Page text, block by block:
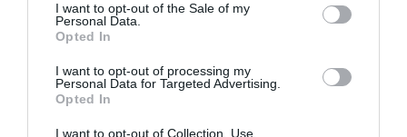
I want to opt-out of the Sale of my
Personal Data.
Opted In
I want to opt-out of processing my
Personal Data for Targeted Advertising.
Opted In
I want to opt-out of Collection, Use,